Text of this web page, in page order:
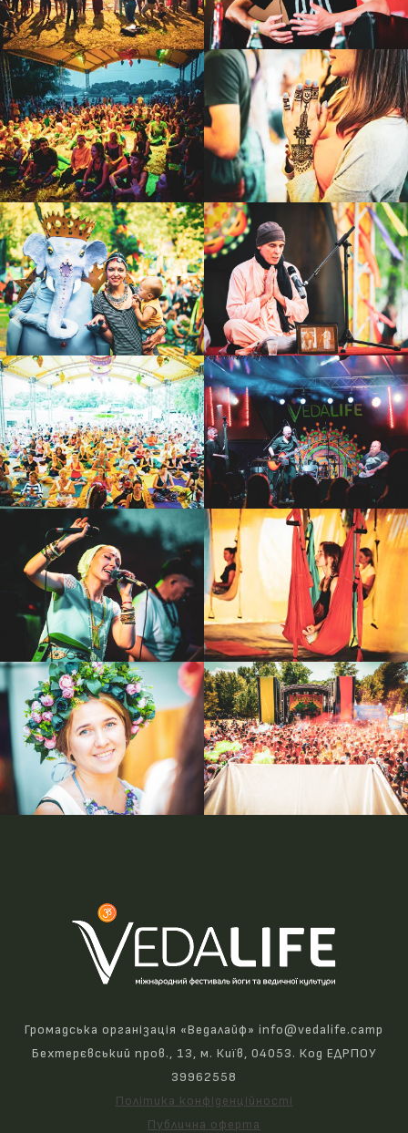
Громадська організація «Ведалайф» info@vedalife.camp
Бехтерєвський пров., 13, м. Київ, 04053. Код ЕДРПОУ
39962558
Політика конфіденційності
Публична оферта